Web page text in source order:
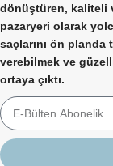
dönüştüren, kaliteli
pazaryeri olarak
saçlarını ön
verebilmek ve
ortaya çıktı.